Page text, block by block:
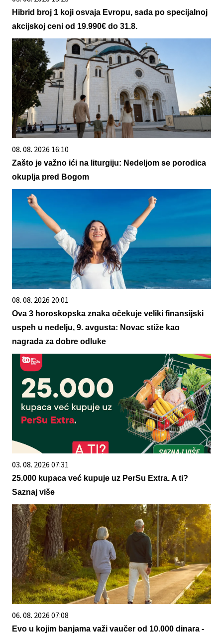
Hibrid broj 1 koji osvaja Evropu, sada po specijalnoj
akcijskoj ceni od 19.990€ do 31.8.
08. 08. 2026 16:10
Zašto je važno ići na liturgiju: Nedeljom se porodica
okuplja pred Bogom
08. 08. 2026 20:01
Ova 3 horoskopska znaka očekuje veliki finansijski
uspeh u nedelju, 9. avgusta: Novac stiže kao
nagrada za dobre odluke
03. 08. 2026 07:31
25.000 kupaca već kupuje uz PerSu Extra. A ti?
Saznaj više
06. 08. 2026 07:08
Evo u kojim banjama važi vaučer od 10.000 dinara -